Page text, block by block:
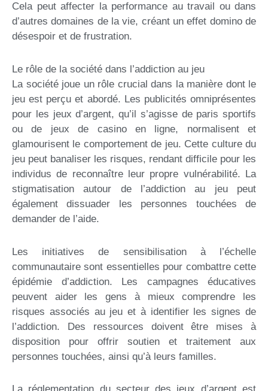
Cela peut affecter la performance au travail ou dans
d’autres domaines de la vie, créant un effet domino de
désespoir et de frustration.
Le rôle de la société dans l’addiction au jeu
La société joue un rôle crucial dans la manière dont le
jeu est perçu et abordé. Les publicités omniprésentes
pour les jeux d’argent, qu’il s’agisse de paris sportifs
ou de jeux de casino en ligne, normalisent et
glamourisent le comportement de jeu. Cette culture du
jeu peut banaliser les risques, rendant difficile pour les
individus de reconnaître leur propre vulnérabilité. La
stigmatisation autour de l’addiction au jeu peut
également dissuader les personnes touchées de
demander de l’aide.
Les initiatives de sensibilisation à l’échelle
communautaire sont essentielles pour combattre cette
épidémie d’addiction. Les campagnes éducatives
peuvent aider les gens à mieux comprendre les
risques associés au jeu et à identifier les signes de
l’addiction. Des ressources doivent être mises à
disposition pour offrir soutien et traitement aux
personnes touchées, ainsi qu’à leurs familles.